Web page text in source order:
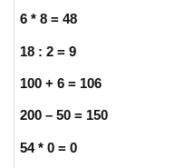
6 * 8 = 48
18 : 2 = 9
100 + 6 = 106
200 – 50 = 150
54 * 0 = 0